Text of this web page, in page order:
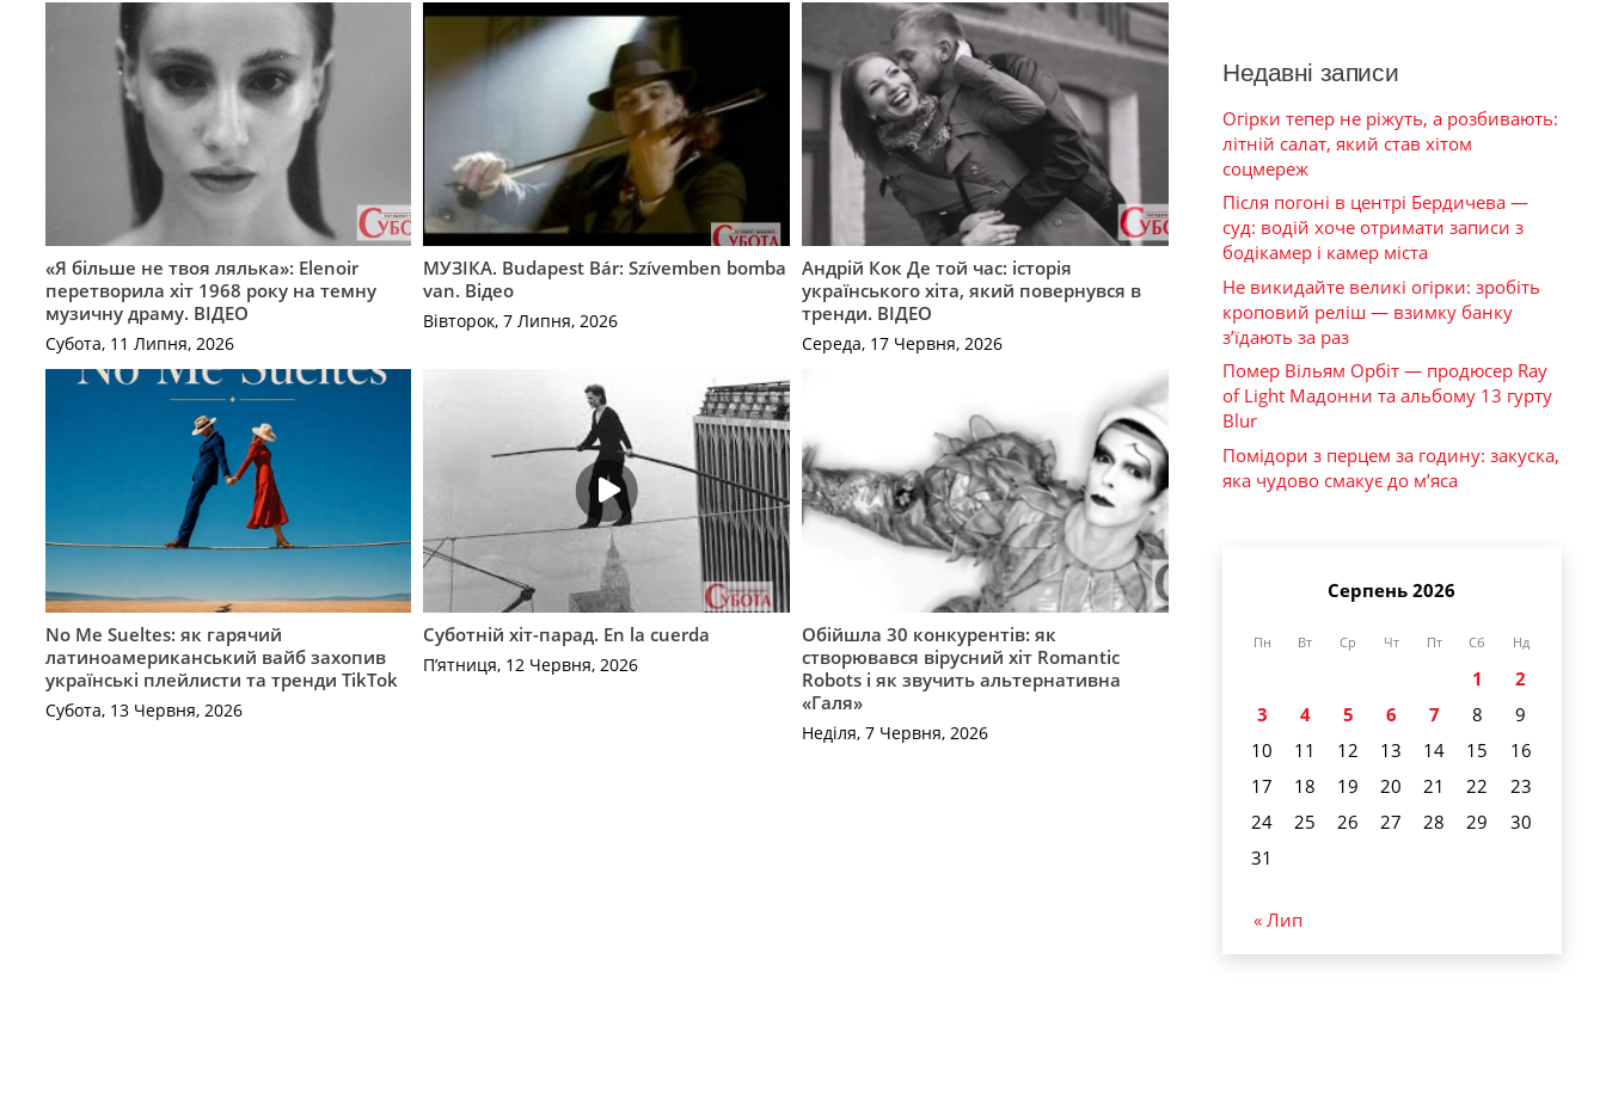
«Я більше не твоя лялька»: Elenoir
перетворила хіт 1968 року на темну
музичну драму. ВІДЕО
Субота, 11 Липня, 2026
МУЗІКА. Budapest Bár: Szívemben bomba
van. Відео
Вівторок, 7 Липня, 2026
Андрій Кок Де той час: історія
українського хіта, який повернувся в
тренди. ВІДЕО
Середа, 17 Червня, 2026
No Me Sueltes: як гарячий
латиноамериканський вайб захопив
українські плейлисти та тренди TikTok
Субота, 13 Червня, 2026
Суботній хіт-парад. En la cuerda
П’ятниця, 12 Червня, 2026
Обійшла 30 конкурентів: як
створювався вірусний хіт Romantic
Robots і як звучить альтернативна
«Галя»
Неділя, 7 Червня, 2026
Недавні записи
Огірки тепер не ріжуть, а розбивають:
літній салат, який став хітом
соцмереж
Після погоні в центрі Бердичева —
суд: водій хоче отримати записи з
бодікамер і камер міста
Не викидайте великі огірки: зробіть
кроповий реліш — взимку банку
з’їдають за раз
Помер Вільям Орбіт — продюсер Ray
of Light Мадонни та альбому 13 гурту
Blur
Помідори з перцем за годину: закуска,
яка чудово смакує до м’яса
Серпень 2026
Пн Вт Ср Чт Пт Сб Нд
1
2
3
4 5 6 7 8
9
10
11 12 13 14 15
16
17
18 19 20 21 22
23
24
25 26 27 28 29
30
31
« Лип